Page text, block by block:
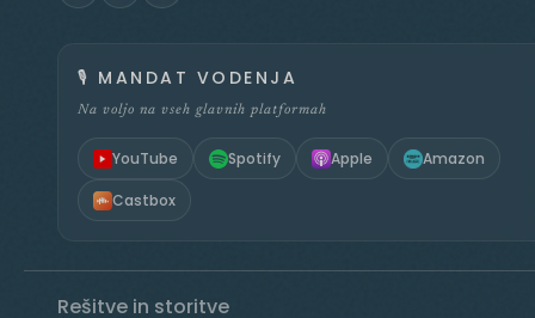
🎙️ MANDAT VODENJA
Na voljo na vseh glavnih platformah
YouTube Spotify Apple Amazon
Castbox
Rešitve in storitve